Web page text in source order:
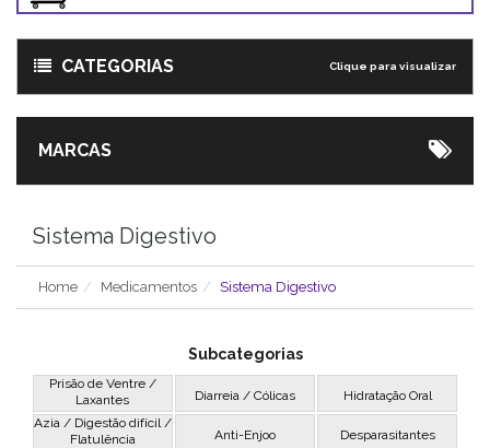
CATEGORIAS Clique para visualizar
MARCAS
Sistema Digestivo
Home Medicamentos Sistema Digestivo
Subcategorias
Prisão de Ventre /
Laxantes
Diarreia / Cólicas
Hidratação Oral
Azia / Digestão difícil /
Flatulência
Anti-Enjoo Desparasitantes